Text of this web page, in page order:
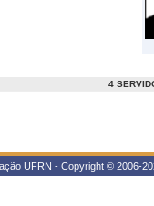
4
UFRN - Copyright © 2006-